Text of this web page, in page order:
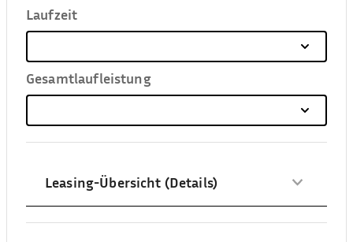
Laufzeit
Gesamtlaufleistung
Leasing-Übersicht (Details)